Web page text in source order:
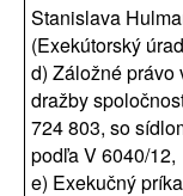
Stanislava
(Exekútorský
d) Záložné právo
dražby
724 803, so
podľa V 6040/12,
e) Exekučný